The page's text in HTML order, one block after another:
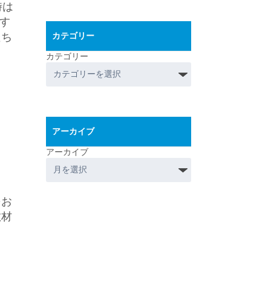
カテゴリー
カテゴリー
アーカイブ
アーカイブ